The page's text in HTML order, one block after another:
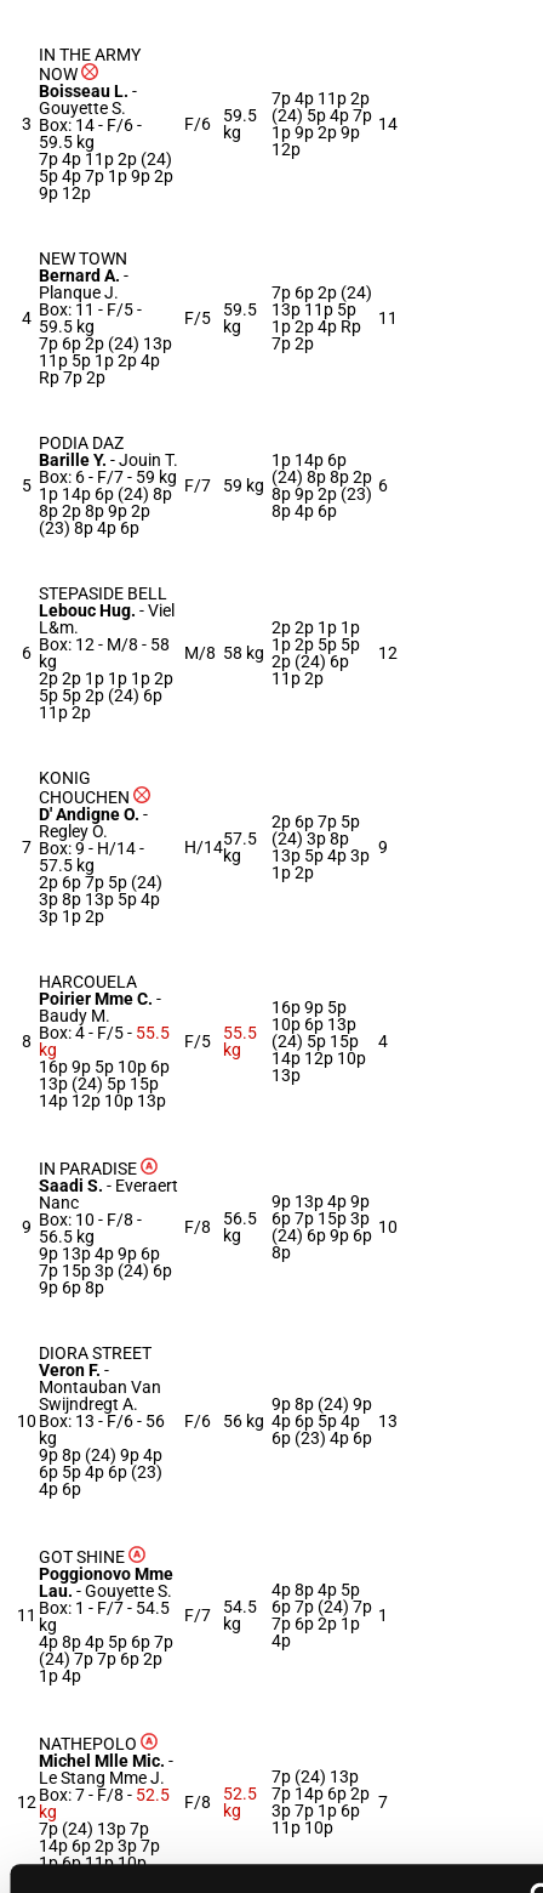
3
IN THE ARMY
NOW
Boisseau L. -
Gouyette S.
Box: 14 - F/6 -
59.5 kg
7p 4p 11p 2p (24)
5p 4p 7p 1p 9p 2p
9p 12p
F/6
59.5
kg
7p 4p 11p 2p
(24) 5p 4p 7p
1p 9p 2p 9p
12p
14
4
NEW TOWN
Bernard A. -
Planque J.
Box: 11 - F/5 -
59.5 kg
7p 6p 2p (24) 13p
11p 5p 1p 2p 4p
Rp 7p 2p
F/5
59.5
kg
7p 6p 2p (24)
13p 11p 5p
1p 2p 4p Rp
7p 2p
11
5
PODIA DAZ
Barille Y. -Jouin T.
Box: 6 - F/7 - 59 kg
1p 14p 6p (24) 8p
8p 2p 8p 9p 2p
(23) 8p 4p 6p
F/7 59 kg
1p 14p 6p
(24) 8p 8p 2p
8p 9p 2p (23)
8p 4p 6p
6
6
STEPASIDE BELL
Lebouc Hug. -Viel
L&m.
Box: 12 - M/8 - 58
kg
2p 2p 1p 1p 1p 2p
5p 5p 2p (24) 6p
11p 2p
M/8 58 kg
2p 2p 1p 1p
1p 2p 5p 5p
2p (24) 6p
11p 2p
12
7
KONIG
CHOUCHEN
D' Andigne O. -
Regley O.
Box: 9 - H/14 -
57.5 kg
2p 6p 7p 5p (24)
3p 8p 13p 5p 4p
3p 1p 2p
H/1457.5
kg
2p 6p 7p 5p
(24) 3p 8p
13p 5p 4p 3p
1p 2p
9
8
HARCOUELA
Poirier Mme C. -
Baudy M.
Box: 4 - F/5 - 55.5
kg
16p 9p 5p 10p 6p
13p (24) 5p 15p
14p 12p 10p 13p
F/5
55.5
kg
16p 9p 5p
10p 6p 13p
(24) 5p 15p
14p 12p 10p
13p
4
9
IN PARADISE
Saadi S. - Everaert
Nanc
Box: 10 - F/8 -
56.5 kg
9p 13p 4p 9p 6p
7p 15p 3p (24) 6p
9p 6p 8p
F/8
56.5
kg
9p 13p 4p 9p
6p 7p 15p 3p
(24) 6p 9p 6p
8p
10
10
DIORA STREET
Veron F. -
Montauban Van
Swijndregt A.
Box: 13 - F/6 - 56
kg
9p 8p (24) 9p 4p
6p 5p 4p 6p (23)
4p 6p
F/6 56 kg
9p 8p (24) 9p
4p 6p 5p 4p
6p (23) 4p 6p
13
11
GOT SHINE
Poggionovo Mme
Lau. -Gouyette S.
Box: 1 - F/7 - 54.5
kg
4p 8p 4p 5p 6p 7p
(24) 7p 7p 6p 2p
1p 4p
F/7
54.5
kg
4p 8p 4p 5p
6p 7p (24) 7p
7p 6p 2p 1p
4p
1
12
NATHEPOLO
Michel Mlle Mic. -
Le Stang Mme J.
Box: 7 - F/8 - 52.5
kg
7p (24) 13p 7p
14p 6p 2p 3p 7p
1p 6p 11p 10p
F/8
52.5
kg
7p (24) 13p
7p 14p 6p 2p
3p 7p 1p 6p
11p 10p
7